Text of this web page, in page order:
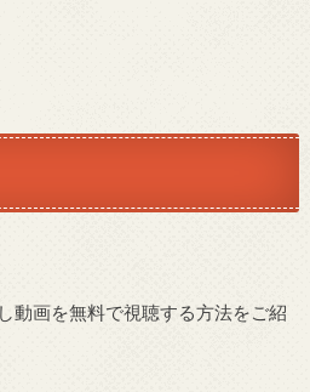
動画を無料で視聴する方法をご紹